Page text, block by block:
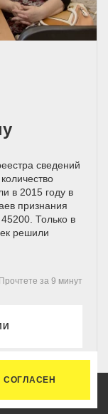
сведений
в 2015 году в
признания
Только в
решили
Прочтете за 9 минут
СОГЛАСЕН